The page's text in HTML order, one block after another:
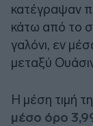
κατέγραψαν
κάτω από το
γαλόνι, εν
μεταξύ
H μέση τιμή
μέσο όρο